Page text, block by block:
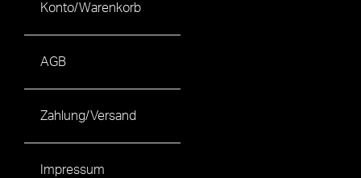
Konto/Warenkorb
AGB
Zahlung/Versand
Impressum